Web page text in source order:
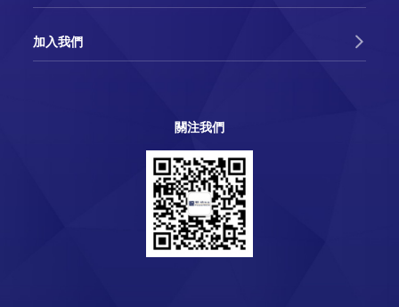
2019-03-13
動”
聯動科技成功參展SEMICON CHINA 2018
加入我們
關注我們